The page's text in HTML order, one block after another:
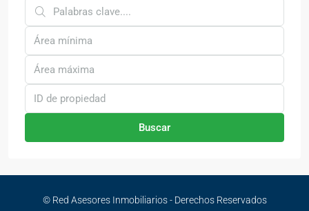
Buscar
© Red Asesores Inmobiliarios - Derechos Reservados